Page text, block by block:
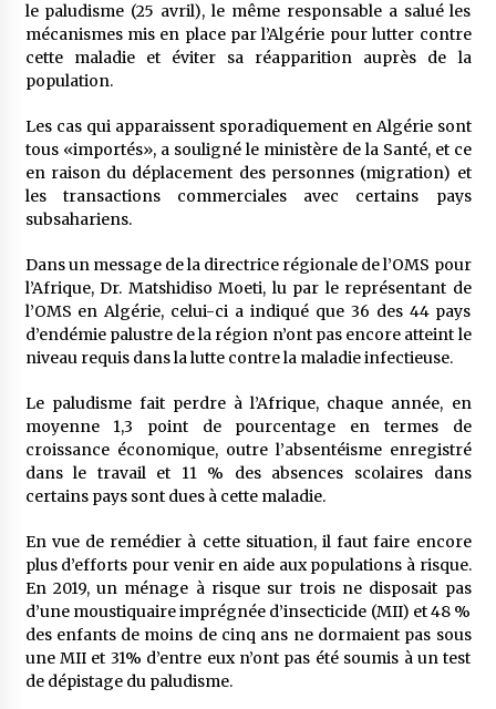
5 ans ago
5 ans ago
Le monstrueux vieillard (Un récit du Sud
Rencontre nocturne dans le désert (Un conte
touareg)
5 ans ago
Un conte targui/ Quand la tête est vide
5 ans ago
Tradition orale/ D’où viennent les contes et à
5 ans ago
le paludisme (25 avril), le même responsable a salué les
mécanismes mis en place par l’Algérie pour lutter contre
cette maladie et éviter sa réapparition auprès de la
population.
Les cas qui apparaissent sporadiquement en Algérie sont
tous «importés», a souligné le ministère de la Santé, et ce
en raison du déplacement des personnes (migration) et
les transactions commerciales avec certains pays
subsahariens.
Dans un message de la directrice régionale de l’OMS pour
l’Afrique, Dr. Matshidiso Moeti, lu par le représentant de
l’OMS en Algérie, celui-ci a indiqué que 36 des 44 pays
d’endémie palustre de la région n’ont pas encore atteint le
niveau requis dans la lutte contre la maladie infectieuse.
Le paludisme fait perdre à l’Afrique, chaque année, en
moyenne 1,3 point de pourcentage en termes de
croissance économique, outre l’absentéisme enregistré
dans le travail et 11 % des absences scolaires dans
certains pays sont dues à cette maladie.
En vue de remédier à cette situation, il faut faire encore
plus d’efforts pour venir en aide aux populations à risque.
En 2019, un ménage à risque sur trois ne disposait pas
d’une moustiquaire imprégnée d’insecticide (MII) et 48 %
des enfants de moins de cinq ans ne dormaient pas sous
une MII et 31% d’entre eux n’ont pas été soumis à un test
de dépistage du paludisme.